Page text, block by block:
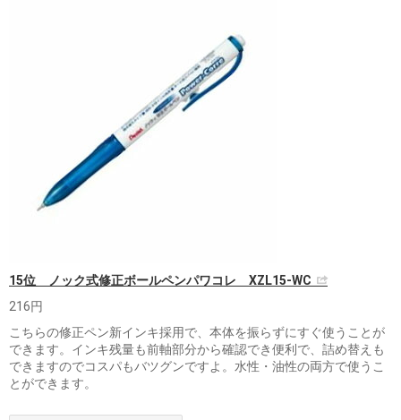
15位 ノック式修正ボールペンパワコレ XZL15-WC
216円
こちらの修正ペン新インキ採用で、本体を振らずにすぐ使うことが
できます。インキ残量も前軸部分から確認でき便利で、詰め替えも
できますのでコスパもバツグンですよ。水性・油性の両方で使うこ
とができます。